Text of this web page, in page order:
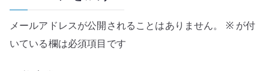
シ
ョ
メールアドレスが公開されることはありません。 ※が付
いている欄は必須項目です